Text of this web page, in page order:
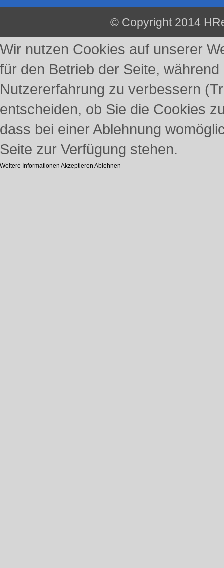
© Copyright 2014
Wir nutzen Cookies auf unserer
für den Betrieb der Seite,
Nutzererfahrung zu verbessern
entscheiden, ob Sie die Cookies
dass bei einer Ablehnung
Seite zur Verfügung stehen.
Weitere Informationen Akzeptieren Ablehnen